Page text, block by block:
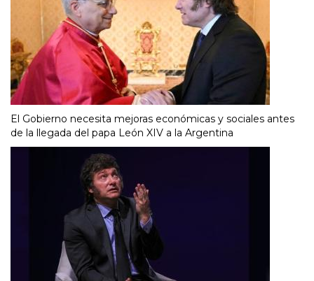
El Gobierno necesita mejoras económicas y sociales antes
de la llegada del papa León XIV a la Argentina